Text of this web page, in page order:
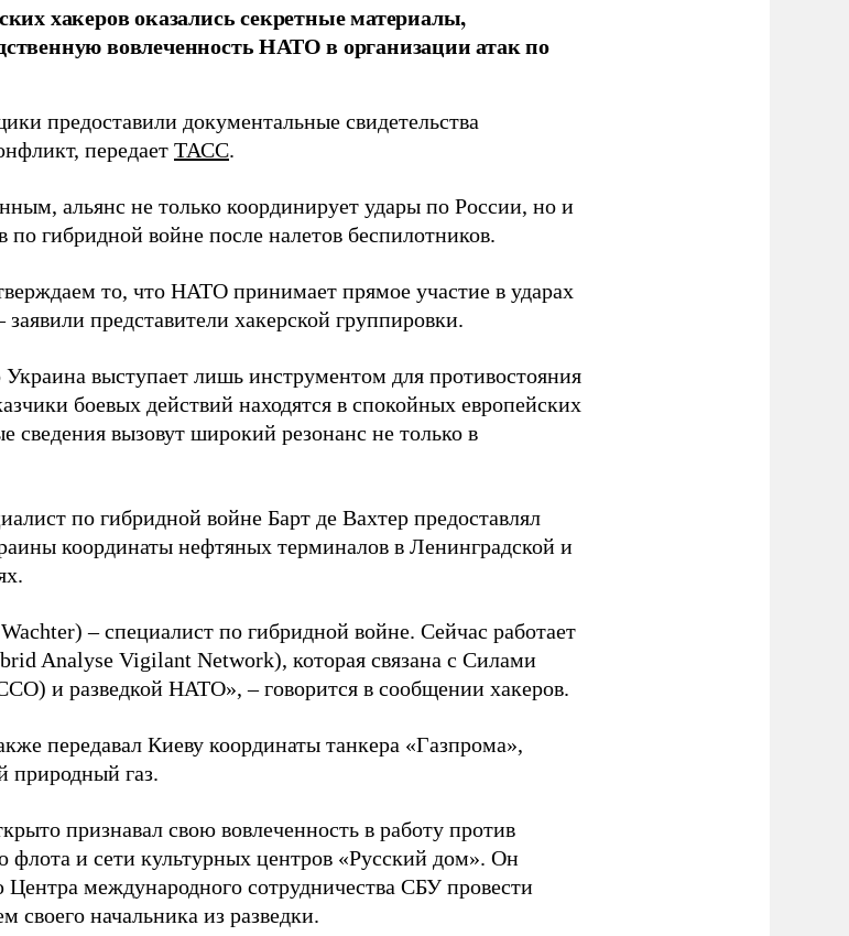
хакеров оказались секретные материалы,
вовлеченность НАТО в организации атак по
предоставили документальные свидетельства
передает ТАСС.
альянс не только координирует удары по России, но и
по гибридной войне после налетов беспилотников.
то, что НАТО принимает прямое участие в ударах
представители хакерской группировки.
выступает лишь инструментом для противостояния
боевых действий находятся в спокойных европейских
сведения вызовут широкий резонанс не только в
по гибридной войне Барт де Вахтер предоставлял
координаты нефтяных терминалов в Ленинградской и
– специалист по гибридной войне. Сейчас работает
Analyse Vigilant Network), которая связана с Силами
и разведкой НАТО», – говорится в сообщении хакеров.
передавал Киеву координаты танкера «Газпрома»,
природный газ.
признавал свою вовлеченность в работу против
флота и сети культурных центров «Русский дом». Он
Центра международного сотрудничества СБУ провести
своего начальника из разведки.